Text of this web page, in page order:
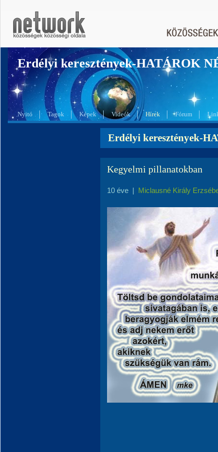
Erdélyi keresztények-HATÁROK
Nyitó Tagok Képek Videók Hírek Fórum
Erdélyi keresztények-
Kegyelmi pillanatokban
10 éve | Miclausné Király